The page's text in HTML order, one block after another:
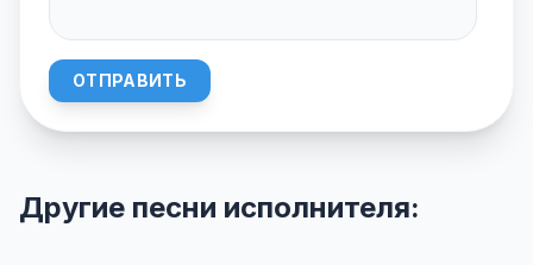
ОТПРАВИТЬ
Другие песни исполнителя: